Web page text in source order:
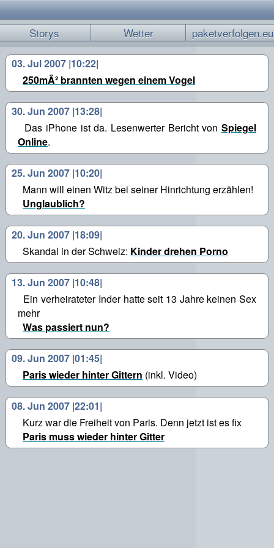
Storys Wetter paketverfolgen.eu
03. Jul 2007 |10:22|
250mÂ² brannten wegen einem Vogel
30. Jun 2007 |13:28|
Das iPhone ist da. Lesenwerter Bericht von Spiegel
Online.
25. Jun 2007 |10:20|
Mann will einen Witz bei seiner Hinrichtung erzählen!
Unglaublich?
20. Jun 2007 |18:09|
Skandal in der Schweiz: Kinder drehen Porno
13. Jun 2007 |10:48|
Ein verheirateter Inder hatte seit 13 Jahre keinen Sex
mehr
Was passiert nun?
09. Jun 2007 |01:45|
Paris wieder hinter Gittern (inkl. Video)
08. Jun 2007 |22:01|
Kurz war die Freiheit von Paris. Denn jetzt ist es fix
Paris muss wieder hinter Gitter